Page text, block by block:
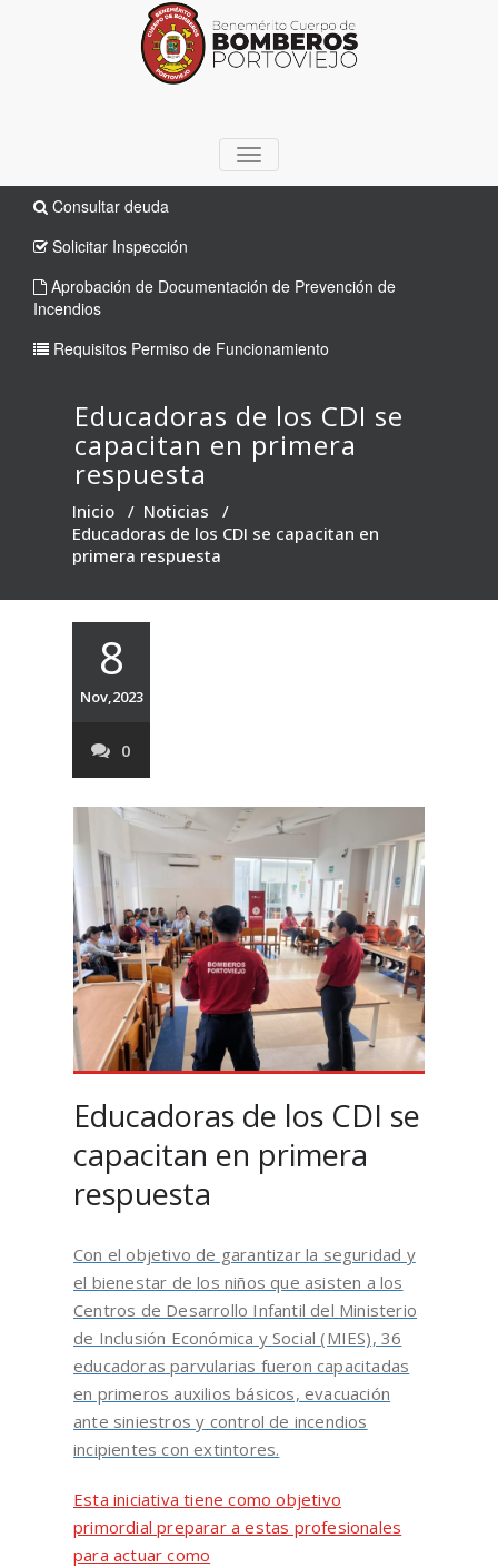
TOGGLE
NAVIGATION
Consultar deuda
Solicitar Inspección
Aprobación de Documentación de Prevención de
Incendios
Requisitos Permiso de Funcionamiento
Educadoras de los CDI se
capacitan en primera
respuesta
Inicio / Noticias /
Educadoras de los CDI se capacitan en
primera respuesta
8
Nov,2023
0
Educadoras de los CDI se
capacitan en primera
respuesta
Con el objetivo de garantizar la seguridad y
el bienestar de los niños que asisten a los
Centros de Desarrollo Infantil del Ministerio
de Inclusión Económica y Social (MIES), 36
educadoras parvularias fueron capacitadas
en primeros auxilios básicos, evacuación
ante siniestros y control de incendios
incipientes con extintores.
Esta iniciativa tiene como objetivo
primordial preparar a estas profesionales
para actuar como